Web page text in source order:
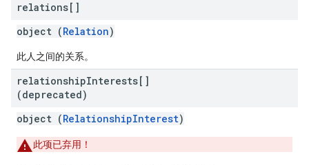
relations[]
object (Relation)
此人之间的关系。
relationshipInterests[]
(deprecated)
object (RelationshipInterest)
此项已弃用！